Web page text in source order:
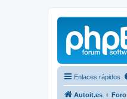
Enlaces rápidos
Autoit.es Foro